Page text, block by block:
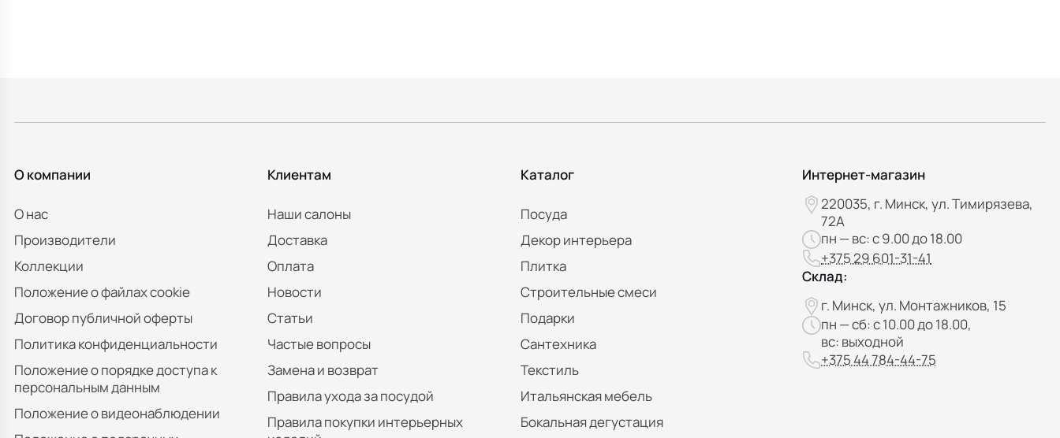
О компании
О нас
Производители
Коллекции
Положение о файлах cookie
Договор публичной оферты
Политика конфиденциальности
Положение о порядке доступа к
персональным данным
Положение о видеонаблюдении
Клиентам
Наши салоны
Доставка
Оплата
Новости
Статьи
Частые вопросы
Замена и возврат
Правила ухода за посудой
Правила покупки интерьерных
Каталог
Посуда
Декор интерьера
Плитка
Строительные смеси
Подарки
Сантехника
Текстиль
Итальянская мебель
Бокальная дегустация
Интернет-магазин
220035, г. Минск, ул. Тимирязева,
72А
пн — вс: с 9.00 до 18.00
+375 29 601-31-41
Склад:
г. Минск, ул. Монтажников, 15
пн — сб: с 10.00 до 18.00,
вс: выходной
+375 44 784-44-75